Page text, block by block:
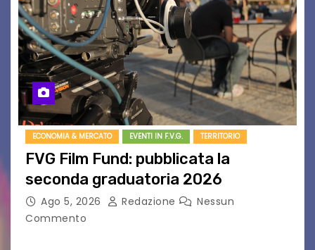
ECONOMIA & MERCATO EVENTI IN F.V.G. TERRITORIO
FVG Film Fund: pubblicata la
seconda graduatoria 2026
Ago 5, 2026 Redazione
Nessun
Commento